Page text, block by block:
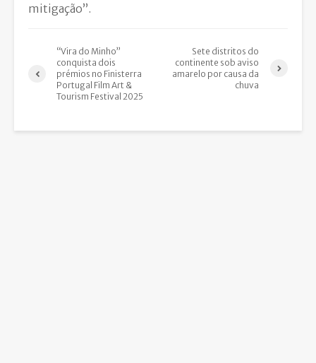
mitigação”.
“Vira do Minho”
conquista dois
prémios no Finisterra
Portugal Film Art &
Tourism Festival 2025
Sete distritos do
continente sob aviso
amarelo por causa da
chuva